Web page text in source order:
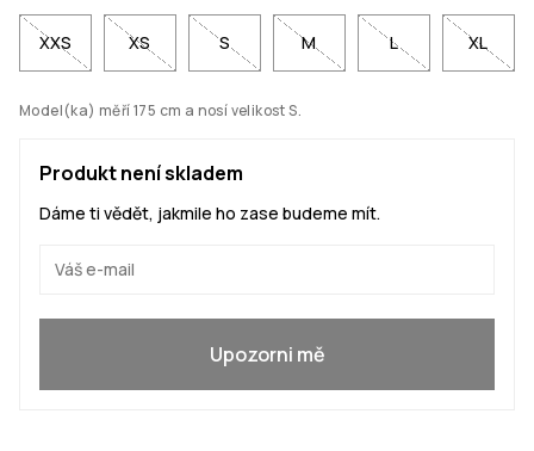
XXS XS S M L XL
Model(ka) měří 175 cm a nosí velikost S.
Produkt není skladem
Dáme ti vědět, jakmile ho zase budeme mít.
Upozorni mě